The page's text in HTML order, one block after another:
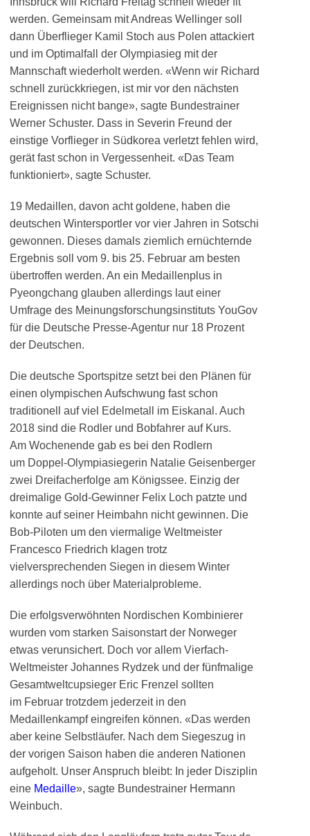
werden. Gemeinsam mit Andreas Wellinger soll
dann Überflieger Kamil Stoch aus Polen attackiert
und im Optimalfall der Olympiasieg mit der
Mannschaft wiederholt werden. «Wenn wir Richard
schnell zurückkriegen, ist mir vor den nächsten
Ereignissen nicht bange», sagte Bundestrainer
Werner Schuster. Dass in Severin Freund der
einstige Vorflieger in Südkorea verletzt fehlen wird,
gerät fast schon in Vergessenheit. «Das Team
funktioniert», sagte Schuster.
19 Medaillen, davon acht goldene, haben die
deutschen Wintersportler vor vier Jahren in Sotschi
gewonnen. Dieses damals ziemlich ernüchternde
Ergebnis soll vom 9. bis 25. Februar am besten
übertroffen werden. An ein Medaillenplus in
Pyeongchang glauben allerdings laut einer
Umfrage des Meinungsforschungsinstituts YouGov
für die Deutsche Presse-Agentur nur 18 Prozent
der Deutschen.
Die deutsche Sportspitze setzt bei den Plänen für
einen olympischen Aufschwung fast schon
traditionell auf viel Edelmetall im Eiskanal. Auch
2018 sind die Rodler und Bobfahrer auf Kurs.
Am Wochenende gab es bei den Rodlern
um Doppel-Olympiasiegerin Natalie Geisenberger
zwei Dreifacherfolge am Königssee. Einzig der
dreimalige Gold-Gewinner Felix Loch patzte und
konnte auf seiner Heimbahn nicht gewinnen. Die
Bob-Piloten um den viermalige Weltmeister
Francesco Friedrich klagen trotz
vielversprechenden Siegen in diesem Winter
allerdings noch über Materialprobleme.
Die erfolgsverwöhnten Nordischen Kombinierer
wurden vom starken Saisonstart der Norweger
etwas verunsichert. Doch vor allem Vierfach-
Weltmeister Johannes Rydzek und der fünfmalige
Gesamtweltcupsieger Eric Frenzel sollten
im Februar trotzdem jederzeit in den
Medaillenkampf eingreifen können. «Das werden
aber keine Selbstläufer. Nach dem Siegeszug in
der vorigen Saison haben die anderen Nationen
aufgeholt. Unser Anspruch bleibt: In jeder Disziplin
eine Medaille», sagte Bundestrainer Hermann
Weinbuch.